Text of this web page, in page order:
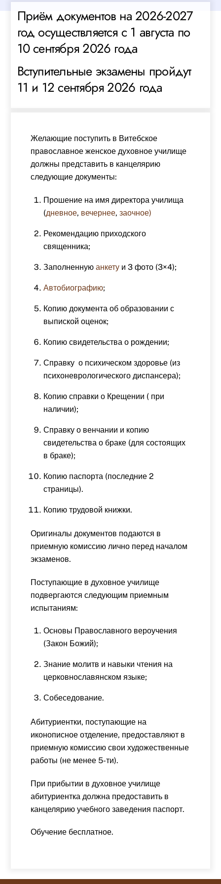
Приём документов на 2026-2027
год осуществляется с 1 августа по
10 сентября 2026 года
Вступительные экзамены пройдут
11 и 12 сентября 2026 года
Желающие поступить в Витебское
православное женское духовное училище
должны представить в канцелярию
следующие документы:
Прошение на имя директора училища
(дневное, вечернее, заочное)
Рекомендацию приходского
священника;
Заполненную анкету и 3 фото (3×4);
Автобиографию;
Копию документа об образовании с
выпиской оценок;
Копию свидетельства о рождении;
Справку о психическом здоровье (из
психоневрологического диспансера);
Копию справки о Крещении ( при
наличии);
Справку о венчании и копию
свидетельства о браке (для состоящих
в браке);
Копию паспорта (последние 2
страницы).
Копию трудовой книжки.
Оригиналы документов подаются в
приемную комиссию лично перед началом
экзаменов.
Поступающие в духовное училище
подвергаются следующим приемным
испытаниям:
Основы Православного вероучения
(Закон Божий);
Знание молитв и навыки чтения на
церковнославянском языке;
Собеседование.
Абитуриентки, поступающие на
иконописное отделение, предоставляют в
приемную комиссию свои художественные
работы (не менее 5-ти).
При прибытии в духовное училище
абитуриентка должна предоставить в
канцелярию учебного заведения паспорт.
Обучение бесплатное.